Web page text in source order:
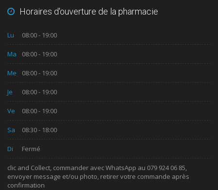
Horaires d'ouverture de la pharmacie
Lu 08:00 - 19:00
Ma 08:00 - 19:00
Me 08:00 - 19:00
Je 08:00 - 19:00
Ve 08:00 - 19:00
Sa 08:30 - 18:00
Di Fermé
clic and Collect, commander avec WhatsApp au 079 924 06 85,
envoyer message et/ou photo, retirer votre commande après
confirmation